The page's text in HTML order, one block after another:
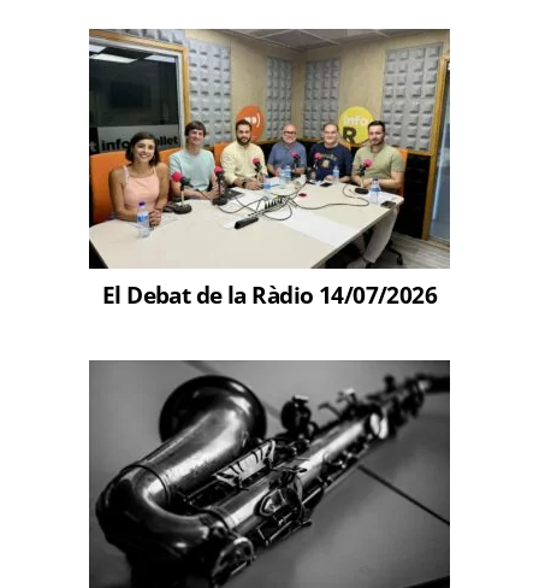
El Debat de la Ràdio 14/07/2026